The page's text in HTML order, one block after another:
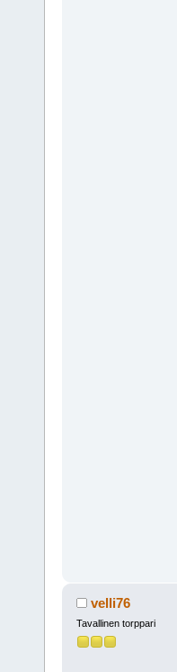
velli76
Tavallinen torppari